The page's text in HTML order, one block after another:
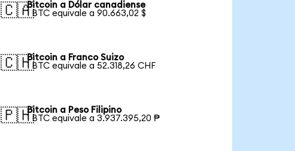
🇨🇦Bitcoin a Dólar canadiense
1 BTC equivale a 90.663,02 $
🇨🇭Bitcoin a Franco Suizo
1 BTC equivale a 52.318,26 CHF
🇵🇭Bitcoin a Peso Filipino
1 BTC equivale a 3.937.395,20 ₱